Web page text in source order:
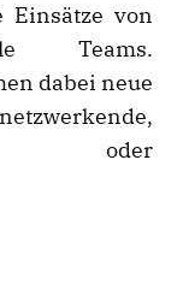
Einsätze von
Teams.
dabei neue
oder